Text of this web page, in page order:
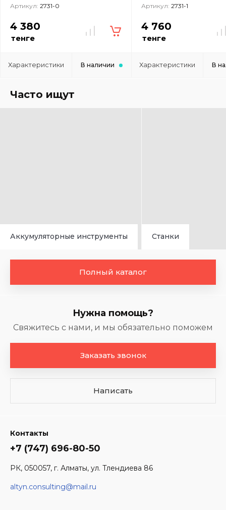
Артикул: 2731-0
4 380
тенге
Характеристики В наличии
Артикул: 2731-1
4 760
тенге
Характеристики В
Часто ищут
Аккумуляторные инструменты Станки
Полный каталог
Нужна помощь?
Свяжитесь с нами, и мы обязательно поможем
Заказать звонок
Написать
Контакты
+7 (747) 696-80-50
РК, 050057, г. Алматы, ул. Тлендиева 86
altyn.consulting@mail.ru